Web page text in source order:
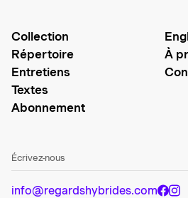
Collection
Répertoire
Entretiens
Textes
Abonnement
À
Écrivez-nous
info@regardshybrides.com